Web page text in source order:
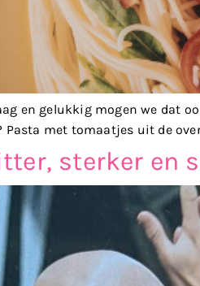
en gelukkig mogen we dat
met tomaatjes uit de
sterker en